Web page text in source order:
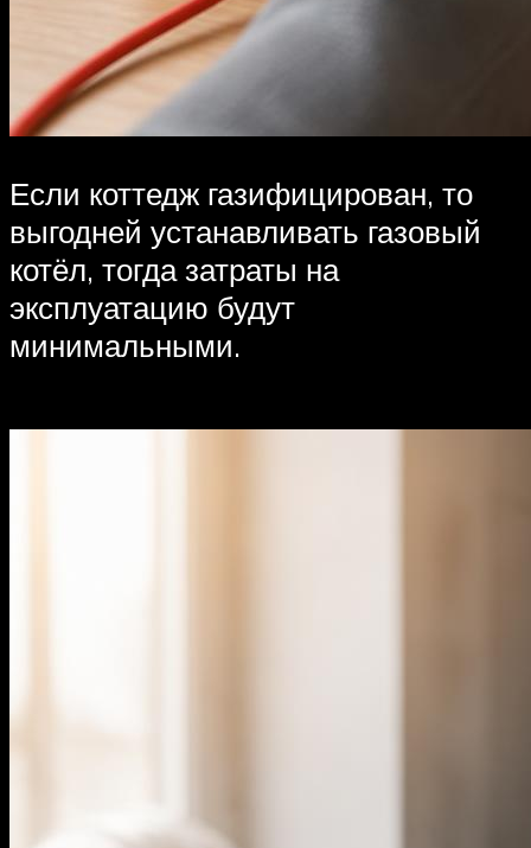
Если коттедж газифицирован, то
выгодней устанавливать газовый
котёл, тогда затраты на
эксплуатацию будут
минимальными.